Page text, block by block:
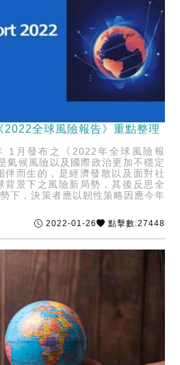
全球風險報告》重點整理
1月發布之《2022年全球風險報
氣候風險以及國際政治更加不穩定
伴而生的，是經濟發散以及面對社
背景下之風險新局勢，其後反思全
下，決策者應以韌性策略因應今年
2022-01-26 點擊數:27448